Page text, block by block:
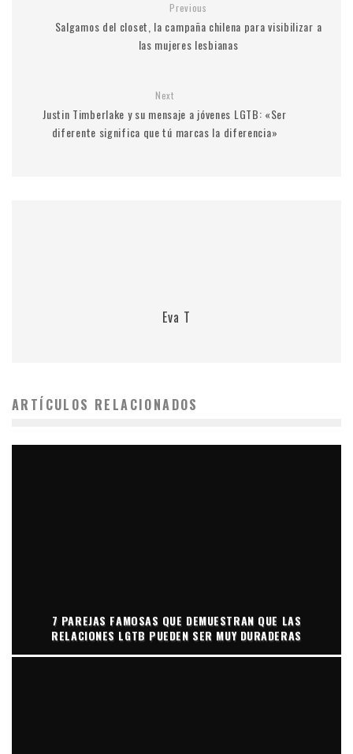
Previous
Salgamos del closet, la campaña chilena para visibilizar a
las mujeres lesbianas
Next
Justin Timberlake y su mensaje a jóvenes LGTB: «Ser
diferente significa que tú marcas la diferencia»
Eva T
ARTÍCULOS RELACIONADOS
7 PAREJAS FAMOSAS QUE DEMUESTRAN QUE LAS
RELACIONES LGTB PUEDEN SER MUY DURADERAS